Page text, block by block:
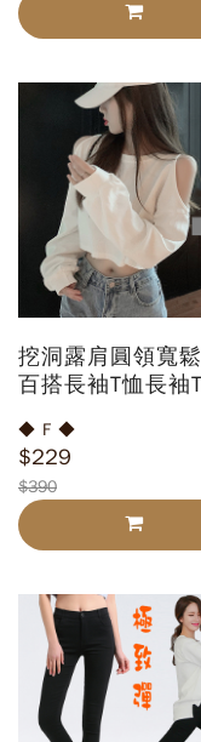
挖洞露肩圓領寬
百搭長袖T恤長袖T
◆ F ◆
$229
$390